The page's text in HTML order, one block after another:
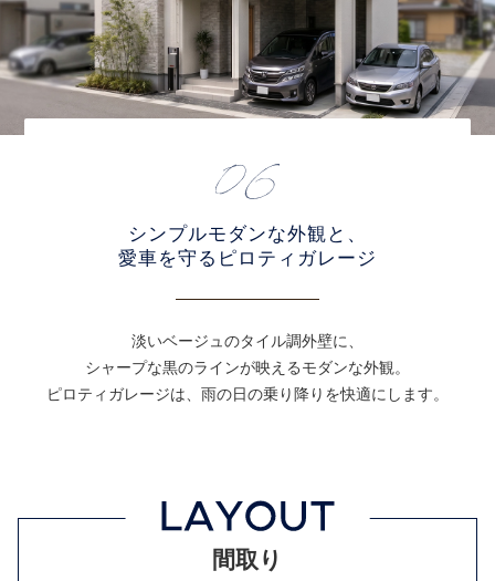
シンプルモダンな外観と、
愛車を守るピロティガレージ
淡いベージュのタイル調外壁に、
シャープな黒のラインが映えるモダンな外観。
ピロティガレージは、雨の日の乗り降りを快適にします。
間取り